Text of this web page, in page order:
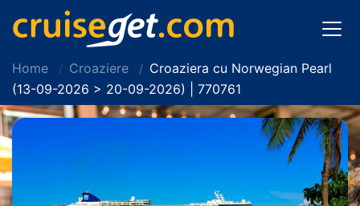
Home Croaziere
Croaziera cu Norwegian Pearl
(13-09-2026 > 20-09-2026) | 770761